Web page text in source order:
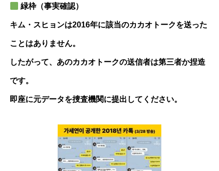
緑枠（事実確認）
キム・スヒョンは2016年に該当のカカオトークを送った
ことはありません。
したがって、あのカカオトークの送信者は第三者か捏造
です。
即座に元データを捜査機関に提出してください。